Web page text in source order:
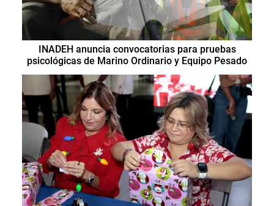
INADEH anuncia convocatorias para pruebas
psicológicas de Marino Ordinario y Equipo Pesado